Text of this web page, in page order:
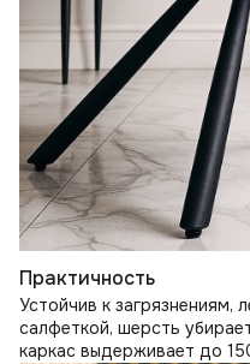
Практичность
Устойчив к загрязнениям,
салфеткой, шерсть
каркас выдерживает до